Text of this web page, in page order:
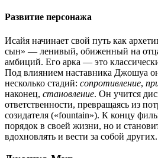
Развитие персонажа
Исайя начинает свой путь как
сын» — ленивый, обиженный на
амбиций. Его арка — это
Под влиянием наставника Джошуа
несколько стадий: сопротивление,
наконец, становление. Он учится
ответственности, превращаясь из
созидателя («fountain»). К концу
порядок в своей жизни, но и
вдохновлять и вести за собой других.